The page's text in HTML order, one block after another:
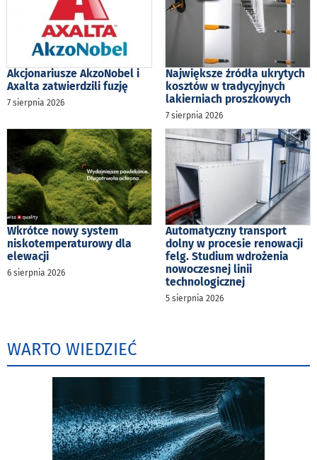
Akcjonariusze AkzoNobel i
Axalta zatwierdzili fuzję
7 sierpnia 2026
Największe źródła ukrytych
kosztów w tradycyjnych
lakierniach proszkowych
7 sierpnia 2026
Wkrótce nowy system
niskotemperaturowy dla
elewacji
6 sierpnia 2026
Automatyczny transport
dolny w procesie renowacji
felg. Studium wdrożenia
nowoczesnej linii
technologicznej
5 sierpnia 2026
WARTO WIEDZIEĆ